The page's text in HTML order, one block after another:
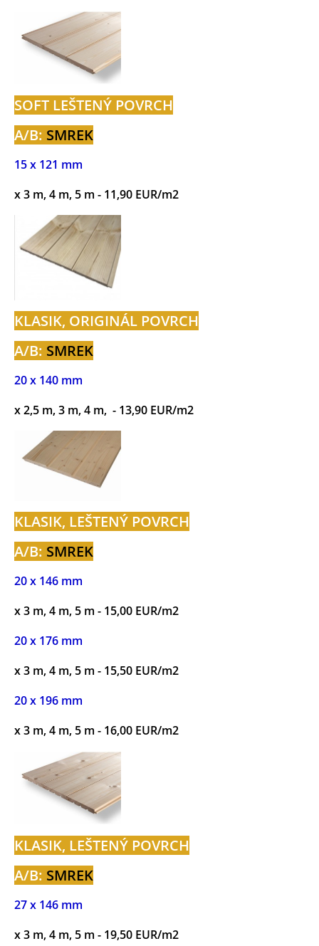
SOFT LEŠTENÝ POVRCH
A/B: SMREK
15 x 121 mm
x 3 m, 4 m, 5 m - 11,90 EUR/m2
KLASIK, ORIGINÁL POVRCH
A/B: SMREK
20 x 140 mm
x 2,5 m, 3 m, 4 m, - 13,90 EUR/m2
KLASIK, LEŠTENÝ POVRCH
A/B: SMREK
20 x 146 mm
x 3 m, 4 m, 5 m - 15,00 EUR/m2
20 x 176 mm
x 3 m, 4 m, 5 m - 15,50 EUR/m2
20 x 196 mm
x 3 m, 4 m, 5 m - 16,00 EUR/m2
KLASIK, LEŠTENÝ POVRCH
A/B: SMREK
27 x 146 mm
x 3 m, 4 m, 5 m - 19,50 EUR/m2